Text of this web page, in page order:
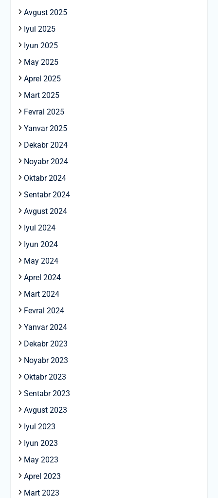
Avgust 2025
Iyul 2025
Iyun 2025
May 2025
Aprel 2025
Mart 2025
Fevral 2025
Yanvar 2025
Dekabr 2024
Noyabr 2024
Oktabr 2024
Sentabr 2024
Avgust 2024
Iyul 2024
Iyun 2024
May 2024
Aprel 2024
Mart 2024
Fevral 2024
Yanvar 2024
Dekabr 2023
Noyabr 2023
Oktabr 2023
Sentabr 2023
Avgust 2023
Iyul 2023
Iyun 2023
May 2023
Aprel 2023
Mart 2023